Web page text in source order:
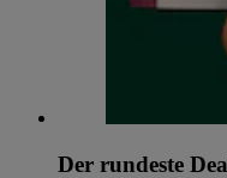
Der rundeste